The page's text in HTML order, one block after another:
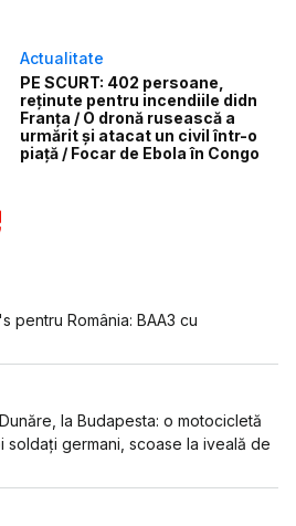
Actualitate
PE SCURT: 402 persoane,
reținute pentru incendiile didn
Franța / O dronă rusească a
urmărit și atacat un civil într-o
piață / Focar de Ebola în Congo
pentru România: BAA3 cu
la Budapesta: o motocicletă
soldați germani, scoase la iveală de